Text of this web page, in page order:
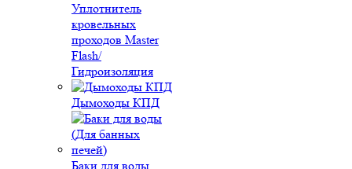
Уплотнитель
кровельных
проходов Master
Flash/
Гидроизоляция
Дымоходы КПД
Баки для воды